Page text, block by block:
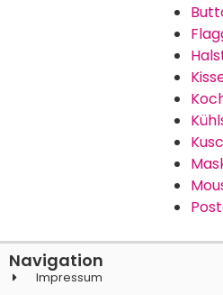
Navigation
Impressum